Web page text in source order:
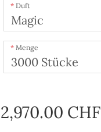
Duft
Menge
2,970.00 CHF